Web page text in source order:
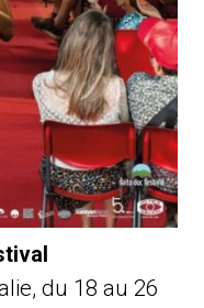
du 18 au 26